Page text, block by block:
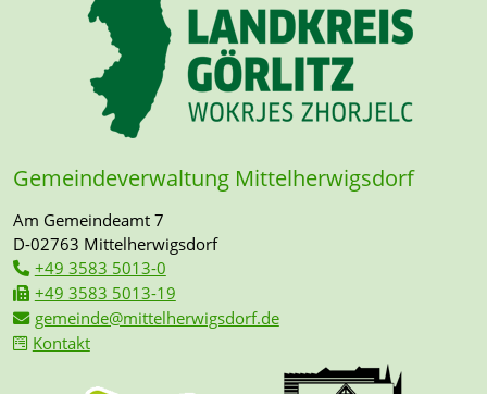
Gemeindeverwaltung Mittelherwigsdorf
Am Gemeindeamt 7
D-02763 Mittelherwigsdorf
+49 3583 5013-0
+49 3583 5013-19
gemeinde@mittelherwigsdorf.de
Kontakt